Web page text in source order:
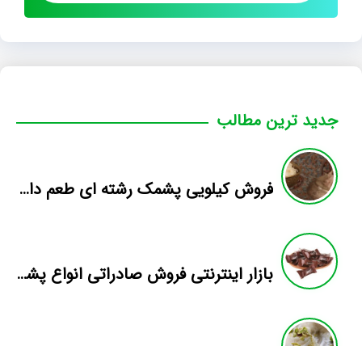
جدید ترین مطالب
فروش کیلویی پشمک رشته ای طعم دار میوه
بازار اینترنتی فروش صادراتی انواع پشمک الیافی/شکلاتی